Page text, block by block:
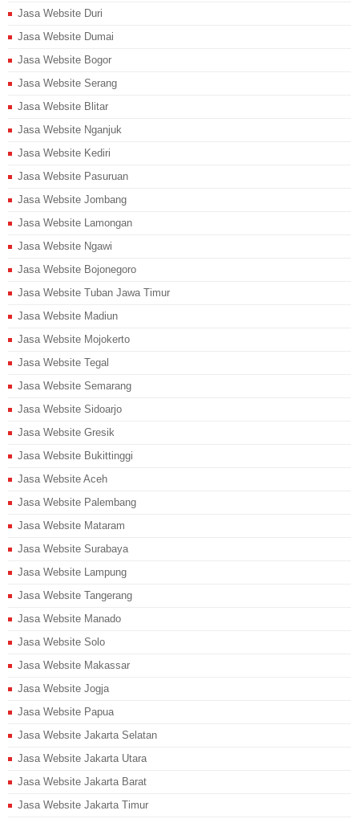
Jasa Website Duri
Jasa Website Dumai
Jasa Website Bogor
Jasa Website Serang
Jasa Website Blitar
Jasa Website Nganjuk
Jasa Website Kediri
Jasa Website Pasuruan
Jasa Website Jombang
Jasa Website Lamongan
Jasa Website Ngawi
Jasa Website Bojonegoro
Jasa Website Tuban Jawa Timur
Jasa Website Madiun
Jasa Website Mojokerto
Jasa Website Tegal
Jasa Website Semarang
Jasa Website Sidoarjo
Jasa Website Gresik
Jasa Website Bukittinggi
Jasa Website Aceh
Jasa Website Palembang
Jasa Website Mataram
Jasa Website Surabaya
Jasa Website Lampung
Jasa Website Tangerang
Jasa Website Manado
Jasa Website Solo
Jasa Website Makassar
Jasa Website Jogja
Jasa Website Papua
Jasa Website Jakarta Selatan
Jasa Website Jakarta Utara
Jasa Website Jakarta Barat
Jasa Website Jakarta Timur